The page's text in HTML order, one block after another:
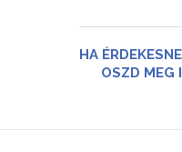
HA
OSZD MEG